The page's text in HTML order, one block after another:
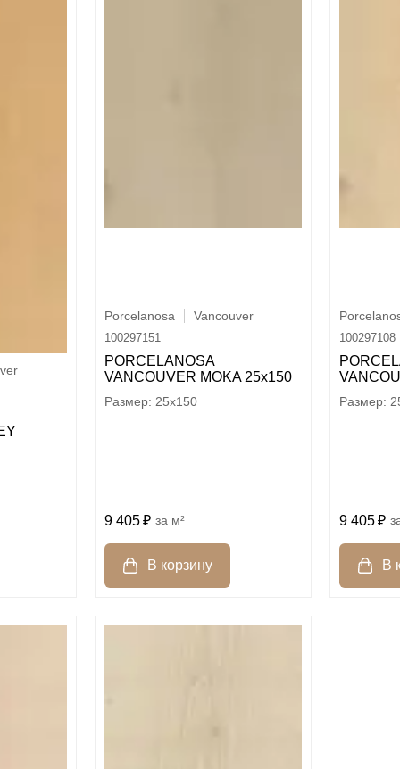
Porcelanosa Vancouver
100297151
PORCELANOSA
VANCOUVER MOKA 25х150
25x150
9 405 м²
100297108
9 405